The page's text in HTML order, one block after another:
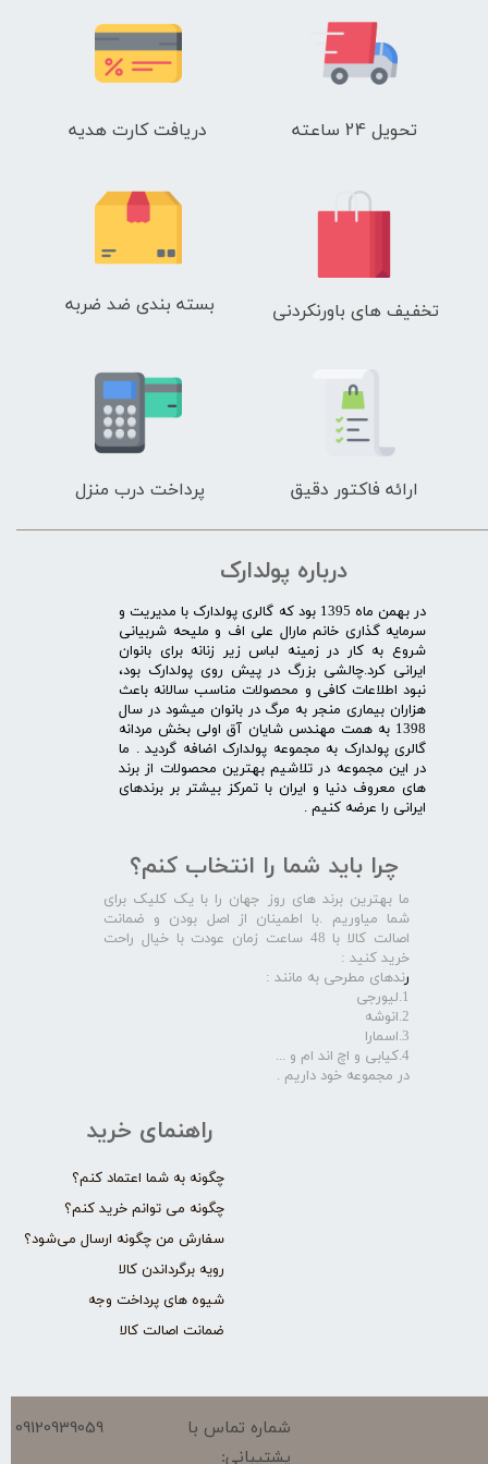
تحویل 24 ساعته دریافت کارت هدیه
تخفیف های باورنکردنی بسته بندی ضد ضربه
ارائه فاکتور دقیق پرداخت درب منزل
درباره پولدارک
در بهمن ماه 1395 بود که گالری پولدارک با مدیریت و
سرمایه گذاری خانم مارال علی اف و ملیحه شربیانی
شروع به کار در زمینه لباس زیر زنانه برای بانوان
ایرانی کرد.چالشی بزرگ در پیش روی پولدارک بود،
نبود اطلاعات کافی و محصولات مناسب سالانه باعث
هزاران بیماری منجر به مرگ در بانوان میشود در سال
1398 به همت مهندس شایان آق اولی بخش مردانه
گالری پولدارک به مجموعه پولدارک اضافه گردید . ما
در این مجموعه در تلاشیم بهترین محصولات از برند
های معروف دنیا و ایران با تمرکز بیشتر بر برندهای
ایرانی را عرضه کنیم .​​​​​​​
راهنمای خرید
چگونه به شما اعتماد کنم؟
چگونه می توانم خرید کنم؟
سفارش من چگونه ارسال می‌شود؟
رویه برگرداندن کالا
شیوه های پرداخت وجه
ضمانت اصالت کالا
چرا باید شما را انتخاب کنم؟
ما بهترین برند های روز جهان را با یک کلیک برای
شما میاوریم .با اطمینان از اصل بودن و ضمانت
اصالت کالا با 48 ساعت زمان عودت با خیال راحت
خرید کنید :
رندهای مطرحی به مانند :
1.لیورجی
2.انوشه
3.اسمارا
4.کیابی و اچ اند ام و ...
در مجموعه خود داریم .​​​​​​​
شماره تماس با
پشتیبانی:
09120939059